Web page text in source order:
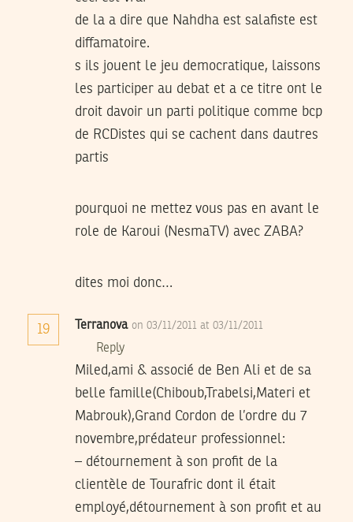
de la a dire que Nahdha est salafiste est
diffamatoire.
s ils jouent le jeu democratique, laissons
les participer au debat et a ce titre ont le
droit davoir un parti politique comme bcp
de RCDistes qui se cachent dans dautres
partis
pourquoi ne mettez vous pas en avant le
role de Karoui (NesmaTV) avec ZABA?
dites moi donc…
19 Terranova on 03/11/2011 at 03/11/2011
Reply
Miled,ami & associé de Ben Ali et de sa
belle famille(Chiboub,Trabelsi,Materi et
Mabrouk),Grand Cordon de l’ordre du 7
novembre,prédateur professionnel:
– détournement à son profit de la
clientèle de Tourafric dont il était
employé,détournement à son profit et au